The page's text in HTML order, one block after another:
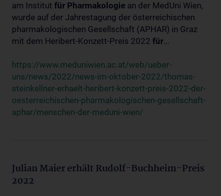
am Institut für Pharmakologie an der MedUni Wien,
wurde auf der Jahrestagung der österreichischen
pharmakologischen Gesellschaft (APHAR) in Graz
mit dem Heribert-Konzett-Preis 2022 für...
https://www.meduniwien.ac.at/web/ueber-
uns/news/2022/news-im-oktober-2022/thomas-
steinkellner-erhaelt-heribert-konzett-preis-2022-der-
oesterreichischen-pharmakologischen-gesellschaft-
aphar/menschen-der-meduni-wien/
Julian Maier erhält Rudolf-Buchheim-Preis
2022